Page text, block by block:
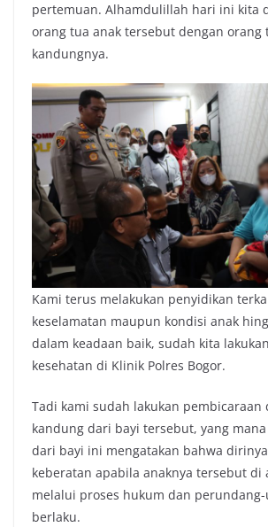
pertemuan. Alhamdulillah hari ini kita
orang tua anak tersebut dengan orang
kandungnya.
Kami terus melakukan penyidikan
keselamatan maupun kondisi anak
dalam keadaan baik, sudah kita
kesehatan di Klinik Polres Bogor.
Tadi kami sudah lakukan pembicaraan
kandung dari bayi tersebut, yang
dari bayi ini mengatakan bahwa
keberatan apabila anaknya tersebut di
melalui proses hukum dan
berlaku.